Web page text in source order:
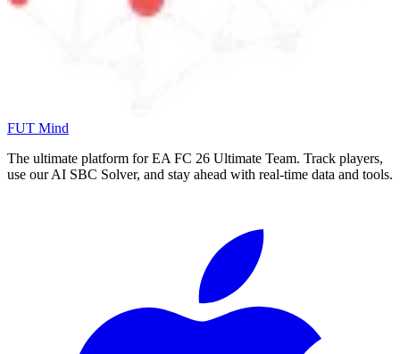
FUT Mind
The ultimate platform for EA FC 26 Ultimate Team. Track players,
use our AI SBC Solver, and stay ahead with real-time data and tools.